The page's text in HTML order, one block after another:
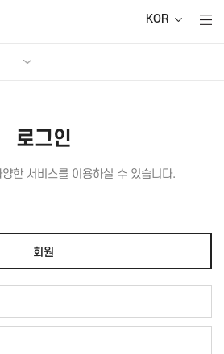
KOR
로그인
한 서비스를 이용하실 수 있습니다.
회원